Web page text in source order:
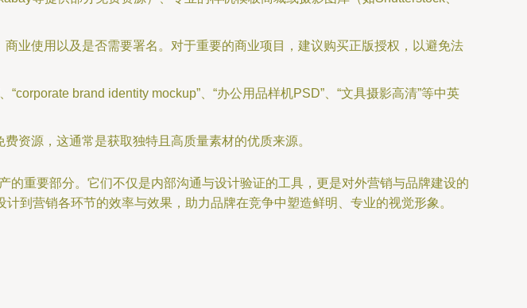
业使用以及是否需要署名。对于重要的商业项目，建议购买正版授权，以避免法
“corporate brand identity mockup”、“办公用品样机PSD”、“文具摄影高清”等中英
资源，这通常是获取独特且高质量素材的优质来源。
重要部分。它们不仅是内部沟通与设计验证的工具，更是对外营销与品牌建设的
到营销各环节的效率与效果，助力品牌在竞争中塑造鲜明、专业的视觉形象。